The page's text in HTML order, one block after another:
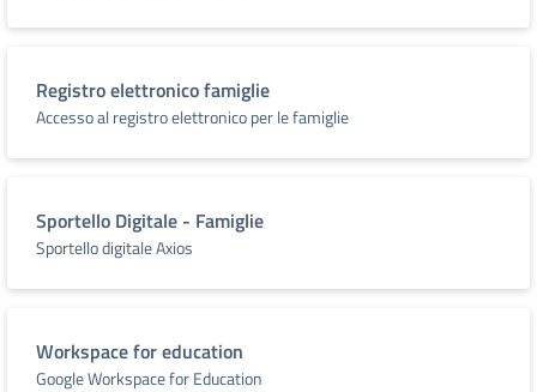
Registro elettronico famiglie
Accesso al registro elettronico per le famiglie
Sportello Digitale - Famiglie
Sportello digitale Axios
Workspace for education
Google Workspace for Education